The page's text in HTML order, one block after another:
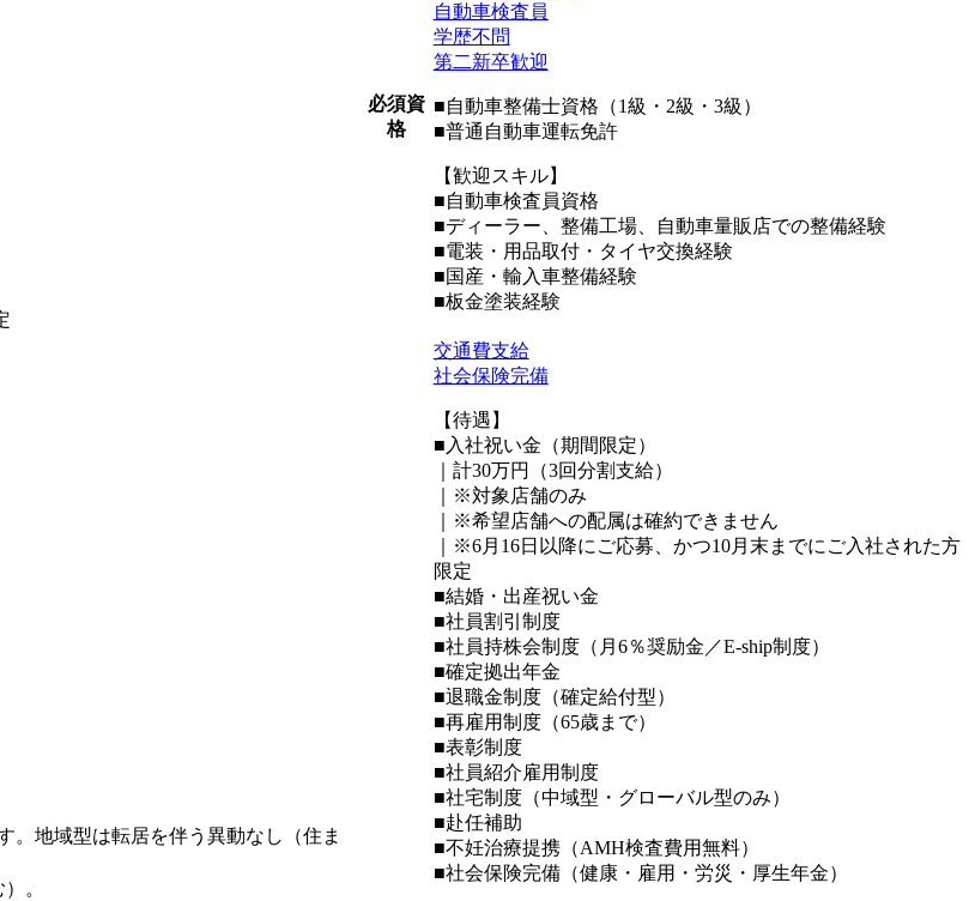
地域型は転居を伴う異動なし（住ま
。
必須資
格
自動車検査員
学歴不問
第二新卒歓迎
■自動車整備士資格（1級・2級・3級）
■普通自動車運転免許
【歓迎スキル】
■自動車検査員資格
■ディーラー、整備工場、自動車量販店での整備経験
■電装・用品取付・タイヤ交換経験
■国産・輸入車整備経験
■板金塗装経験
交通費支給
社会保険完備
【待遇】
■入社祝い金（期間限定）
｜計30万円（3回分割支給）
｜※対象店舗のみ
｜※希望店舗への配属は確約できません
｜※6月16日以降にご応募、かつ10月末までにご入社された方
限定
■結婚・出産祝い金
■社員割引制度
■社員持株会制度（月6％奨励金／E-ship制度）
■確定拠出年金
■退職金制度（確定給付型）
■再雇用制度（65歳まで）
■表彰制度
■社員紹介雇用制度
■社宅制度（中域型・グローバル型のみ）
■赴任補助
■不妊治療提携（AMH検査費用無料）
■社会保険完備（健康・雇用・労災・厚生年金）